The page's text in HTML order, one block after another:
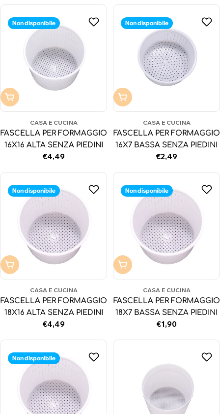
Non disponibile
Non disponibile
CASA E CUCINA
FASCELLA PER FORMAGGIO
16X16 ALTA SENZA PIEDINI
Prezzo
€4,49
Non disponibile
Non disponibile
CASA E CUCINA
FASCELLA PER FORMAGGIO
16X7 BASSA SENZA PIEDINI
Prezzo
€2,49
Non disponibile
Non disponibile
CASA E CUCINA
FASCELLA PER FORMAGGIO
18X16 ALTA SENZA PIEDINI
Prezzo
€4,49
Non disponibile
Non disponibile
CASA E CUCINA
FASCELLA PER FORMAGGIO
18X7 BASSA SENZA PIEDINI
Prezzo
€1,90
Non disponibile